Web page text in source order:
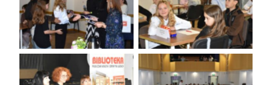
Brak podpisu Brak podpisu